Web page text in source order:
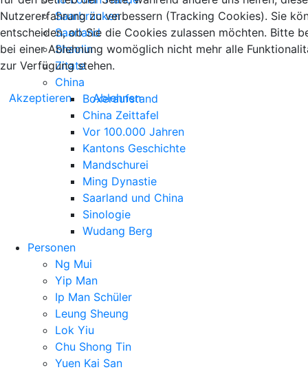
Saarbrücken
Saarland
Shaolin
Zitate
China
Boxeraufstand
China Zeittafel
Vor 100.000 Jahren
Kantons Geschichte
Mandschurei
Ming Dynastie
Saarland und China
Sinologie
Wudang Berg
Personen
Ng Mui
Yip Man
Ip Man Schüler
Leung Sheung
Lok Yiu
Chu Shong Tin
Yuen Kai San
Nutzererfahrung zu verbessern (Tracking Cookies). Sie
entscheiden, ob Sie die Cookies zulassen möchten. Bitte
bei einer Ablehnung womöglich nicht mehr alle
zur Verfügung stehen.
Akzeptieren Ablehnen